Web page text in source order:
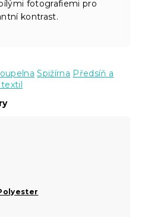
fotografiemi pro
kontrast.
Spižírna Předsíň a